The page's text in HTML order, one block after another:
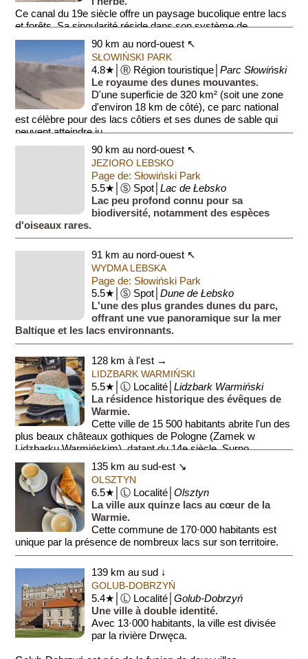
Ce canal du 19e siècle offre un paysage bucolique entre lacs
et forêts. Sa singularité réside dans son système de
rampes...
90 km au nord-ouest ↖
SŁOWIŃSKI PARK
4.8★│Ⓡ Région touristique│Parc Słowiński
Le royaume des dunes mouvantes.
D'une superficie de 320 km² (soit une zone
d'environ 18 km de côté), ce parc national
est célèbre pour des lacs côtiers et ses dunes de sable qui
peuvent atteindre ju...
90 km au nord-ouest ↖
JEZIORO LEBSKO
Page de: Słowiński Park
5.5★│Ⓢ Spot│Lac de Łebsko
Lac peu profond connu pour sa
biodiversité, notamment des espèces
d'oiseaux rares.
91 km au nord-ouest ↖
WYDMA LEBSKA
Page de: Słowiński Park
5.5★│Ⓢ Spot│Dune de Łebsko
L'une des plus grandes dunes du parc,
offrant une vue panoramique sur la mer
Baltique et les lacs environnants.
128 km à l'est →
LIDZBARK WARMIŃSKI
5.5★│Ⓛ Localité│Lidzbark Warmiński
La résidence historique des évêques de
Warmie.
Cette ville de 15 500 habitants abrite l'un des
plus beaux châteaux gothiques de Pologne (Zamek w
Lidzbarku Warmińskim), datant du 14e siècle. Surno...
135 km au sud-est ↘
OLSZTYN
6.5★│Ⓛ Localité│Olsztyn
La ville aux quinze lacs au cœur de la
Warmie.
Cette commune de 170·000 habitants est
unique par la présence de nombreux lacs sur son territoire.
Son château gothique (Zamek Kapituły Warmiń...
139 km au sud ↓
GOLUB-DOBRZYŃ
5.4★│Ⓛ Localité│Golub-Dobrzyń
Une ville à double identité.
Avec 13·000 habitants, la ville est divisée
par la rivière Drwęca.